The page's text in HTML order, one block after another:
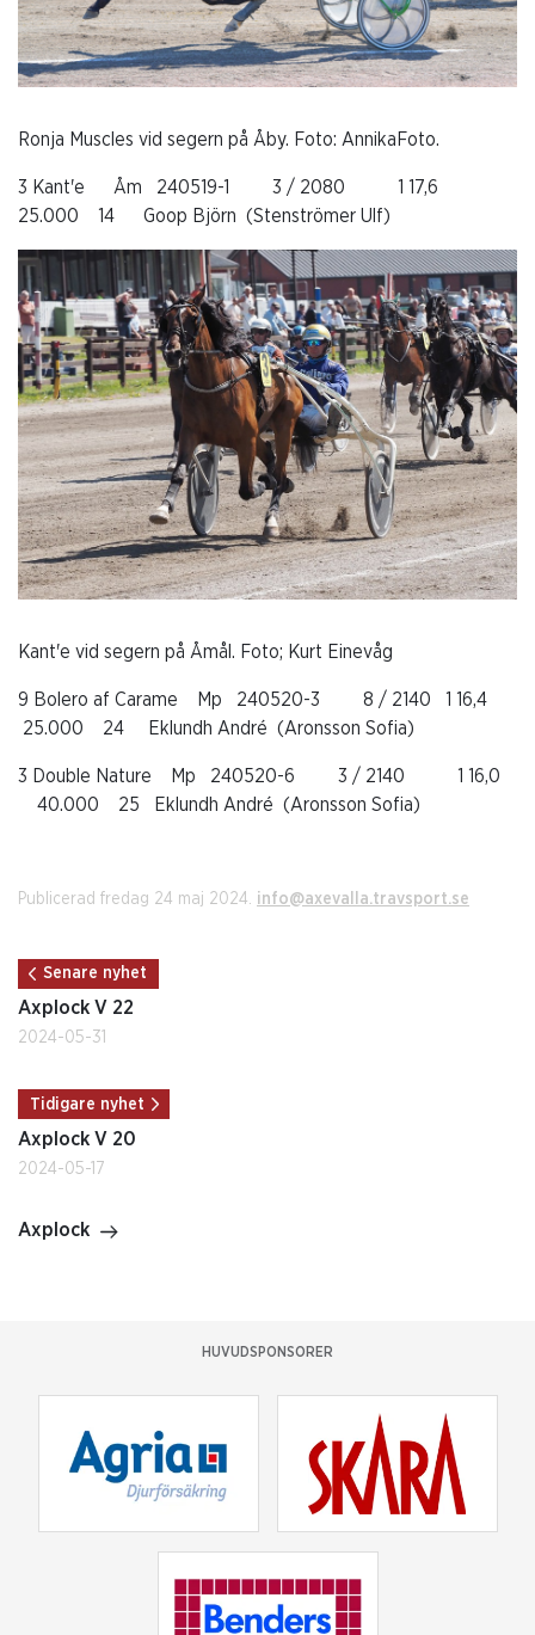
Ronja Muscles vid segern på Åby. Foto: AnnikaFoto.
3 Kant'e Åm 240519-1 3 / 2080 1 17,6
25.000 14 Goop Björn (Stenströmer Ulf)
Kant'e vid segern på Åmål. Foto; Kurt Einevåg
9 Bolero af Carame Mp 240520-3 8 / 2140 1 16,4
25.000 24 Eklundh André (Aronsson Sofia)
3 Double Nature Mp 240520-6 3 / 2140 1 16,0
40.000 25 Eklundh André (Aronsson Sofia)
Publicerad fredag 24 maj 2024. info@axevalla.travsport.se
Senare nyhet
Axplock V 22
2024-05-31
Tidigare nyhet
Axplock V 20
2024-05-17
Axplock
HUVUDSPONSORER